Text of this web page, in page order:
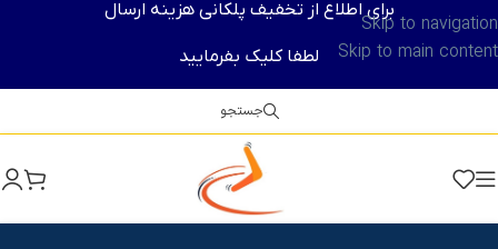
Skip to navigation
Skip to main content
برای اطلاع از تخفیف پلکانی هزینه ارسال
لطفا کلیک بفرمایید
جستجو